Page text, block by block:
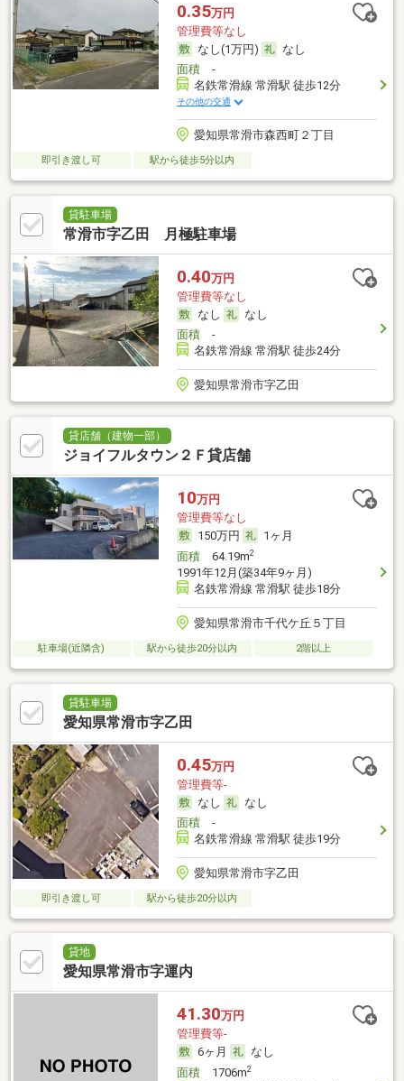
0.35万円
管理費等なし
なし(1万円)
なし
面積-
名鉄常滑線 常滑駅 徒歩12分
その他の交通
愛知県常滑市森西町２丁目
即引き渡し可 駅から徒歩5分以内
貸駐車場
常滑市字乙田 月極駐車場
0.40万円
管理費等なし
なし
なし
面積-
名鉄常滑線 常滑駅 徒歩24分
愛知県常滑市字乙田
貸店舗（建物一部）
ジョイフルタウン２Ｆ貸店舗
10万円
管理費等なし
150万円
1ヶ月
面積64.19m2
1991年12月(築34年9ヶ月)
名鉄常滑線 常滑駅 徒歩18分
愛知県常滑市千代ケ丘５丁目
駐車場(近隣含) 駅から徒歩20分以内 2階以上
貸駐車場
愛知県常滑市字乙田
0.45万円
管理費等-
なし
なし
面積-
名鉄常滑線 常滑駅 徒歩19分
愛知県常滑市字乙田
即引き渡し可 駅から徒歩20分以内
貸地
愛知県常滑市字運内
41.30万円
管理費等-
6ヶ月
なし
面積1706m2